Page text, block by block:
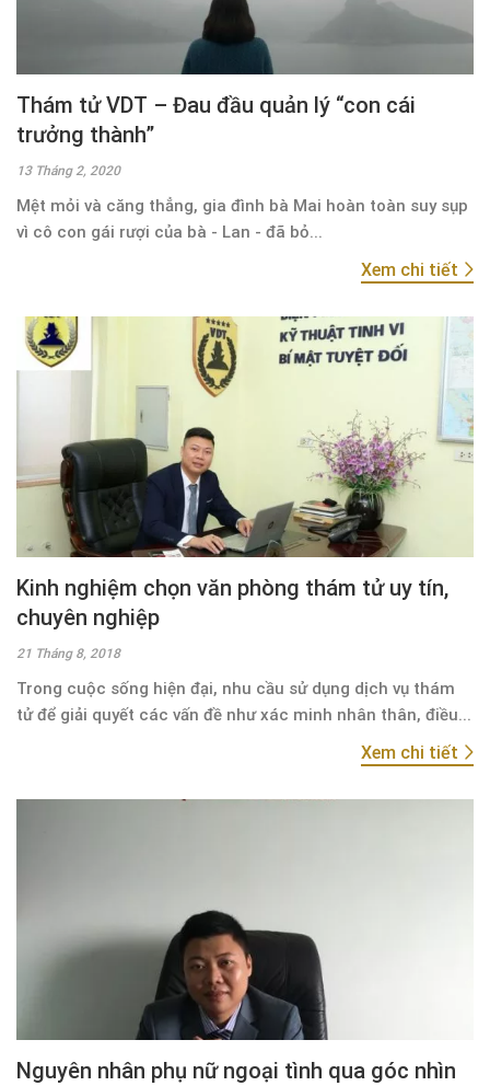
Thám tử VDT – Đau đầu quản lý “con cái
trưởng thành”
13 Tháng 2, 2020
Mệt mỏi và căng thẳng, gia đình bà Mai hoàn toàn suy sụp
vì cô con gái rượi của bà - Lan - đã bỏ...
Xem chi tiết
Kinh nghiệm chọn văn phòng thám tử uy tín,
chuyên nghiệp
21 Tháng 8, 2018
Trong cuộc sống hiện đại, nhu cầu sử dụng dịch vụ thám
tử để giải quyết các vấn đề như xác minh nhân thân, điều...
Xem chi tiết
Nguyên nhân phụ nữ ngoại tình qua góc nhìn